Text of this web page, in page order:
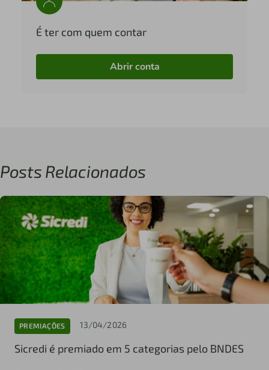
É ter com quem contar
Abrir conta
Posts Relacionados
PREMIAÇÕES 13/04/2026
Sicredi é premiado em 5 categorias pelo BNDES